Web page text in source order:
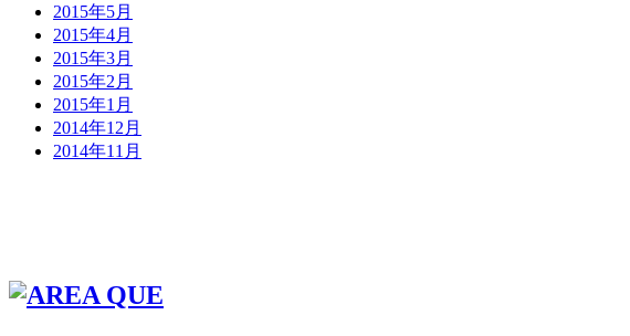
2015年5月
2015年4月
2015年3月
2015年2月
2015年1月
2014年12月
2014年11月